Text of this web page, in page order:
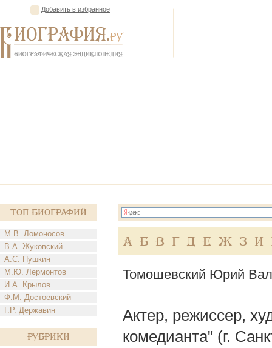
Добавить в избранное
Топ Биографий
М.В. Ломоносов
В.А. Жуковский
А.С. Пушкин
М.Ю. Лермонтов
И.А. Крылов
Ф.М. Достоевский
Г.Р. Державин
Рубрики
А Б В Г Д Е Ж З И
Томошевский Юрий
Актер, режиссер,
комедианта" (г.